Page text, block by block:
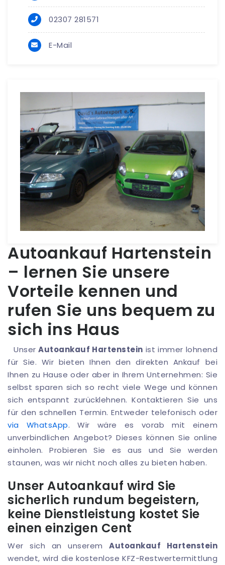
02307 281571
E-Mail
Autoankauf Hartenstein
– lernen Sie unsere
Vorteile kennen und
rufen Sie uns bequem zu
sich ins Haus
UnserAutoankauf Hartenstein ist immer lohnend
für Sie. Wir bieten Ihnen den direkten Ankauf bei
Ihnen zu Hause oder aber in Ihrem Unternehmen: Sie
selbst sparen sich so recht viele Wege und können
sich entspannt zurücklehnen. Kontaktieren Sie uns
für den schnellen Termin. Entweder telefonisch oder
via WhatsApp. Wir wäre es vorab mit einem
unverbindlichen Angebot? Dieses können Sie online
einholen. Probieren Sie es aus und Sie werden
staunen, was wir nicht noch alles zu bieten haben.
Unser Autoankauf wird Sie
sicherlich rundum begeistern,
keine Dienstleistung kostet Sie
einen einzigen Cent
Wer sich an unserem Autoankauf Hartenstein
wendet, wird die kostenlose KFZ-Restwertermittlung